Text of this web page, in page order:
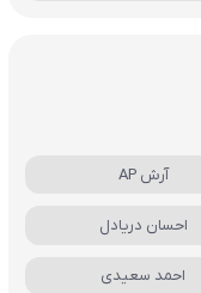
آرش AP
احسان دریادل
احمد سعیدی